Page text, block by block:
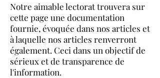
Notre aimable lectorat trouvera sur
cette page une documentation
fournie, évoquée dans nos articles et
à laquelle nos articles renverront
également. Ceci dans un objectif de
sérieux et de transparence de
l'information.